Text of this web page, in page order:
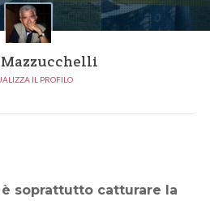
IL PROFILO